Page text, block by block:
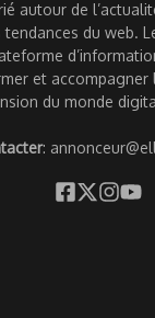
autour de
du web.
et accompagner
du monde
: